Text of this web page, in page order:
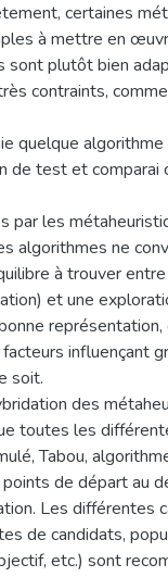
certaines
à mettre en
sont plutôt bien
contraints,
quelque
de test et comparai
par les
algorithmes ne
à trouver
et une
influençant
soit.
des
toutes les
Tabou,
de départ au
Les différentes
de candidats,
etc.) sont